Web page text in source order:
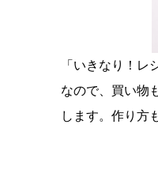
「いきなり！
なので、買い物
します。作り方